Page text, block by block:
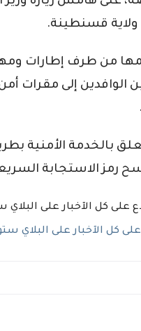
ولاية قسنطينة.
من طرف إطارات
إلى مقرات أمن
بالخدمة الأمنية
رمز الاستجابة
كل الآخبار على البلاي